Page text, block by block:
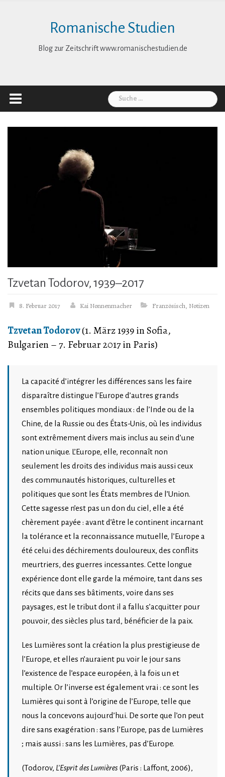
Romanische Studien
Blog zur Zeitschrift www.romanischestudien.de
Suche
nach:
Tzvetan Todorov, 1939–2017
8. Februar 2017 Kai Nonnenmacher Französisch, Notizen
Tzvetan Todorov(1. März 1939 in Sofia,
Bulgarien – 7. Februar 2017 in Paris)
La capacité d’intégrer les différences sans les faire
disparaître distingue l’Europe d’autres grands
ensembles politiques mondiaux : de l’Inde ou de la
Chine, de la Russie ou des États-Unis, où les individus
sont extrêmement divers mais inclus au sein d’une
nation unique. L’Europe, elle, reconnaît non
seulement les droits des individus mais aussi ceux
des communautés historiques, culturelles et
politiques que sont les États membres de l’Union.
Cette sagesse n’est pas un don du ciel, elle a été
chèrement payée : avant d’être le continent incarnant
la tolérance et la reconnaissance mutuelle, l’Europe a
été celui des déchirements douloureux, des conflits
meurtriers, des guerres incessantes. Cette longue
expérience dont elle garde la mémoire, tant dans ses
récits que dans ses bâtiments, voire dans ses
paysages, est le tribut dont il a fallu s’acquitter pour
pouvoir, des siècles plus tard, bénéficier de la paix.
Les Lumières sont la création la plus prestigieuse de
l’Europe, et elles n’auraient pu voir le jour sans
l’existence de l’espace européen, à la fois un et
multiple. Or l’inverse est également vrai : ce sont les
Lumières qui sont à l’origine de l’Europe, telle que
nous la concevons aujourd’hui. De sorte que l’on peut
dire sans exagération : sans l’Europe, pas de Lumières
; mais aussi : sans les Lumières, pas d’Europe.
(Todorov, L’Esprit des Lumières (Paris : Laffont, 2006),